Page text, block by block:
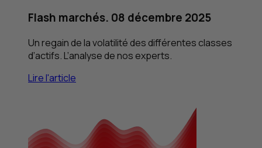
Flash marchés. 08 décembre 2025
Un regain de la volatilité des différentes classes
d’actifs. L’analyse de nos experts.
Lire l'article